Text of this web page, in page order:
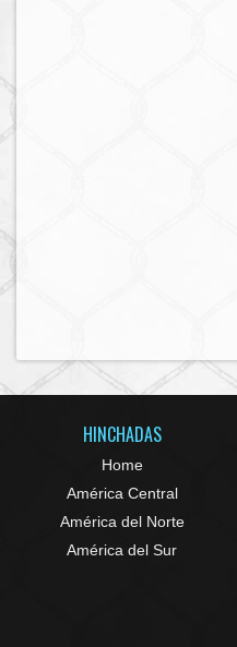
HINCHADAS
Home
América Central
América del Norte
América del Sur